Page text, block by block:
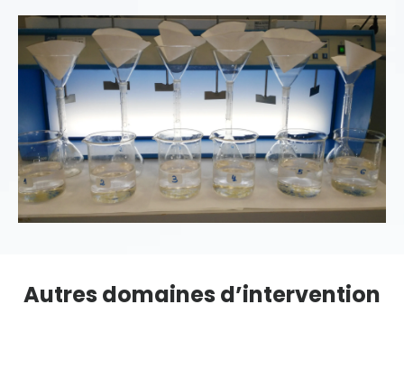
Autres domaines d’intervention